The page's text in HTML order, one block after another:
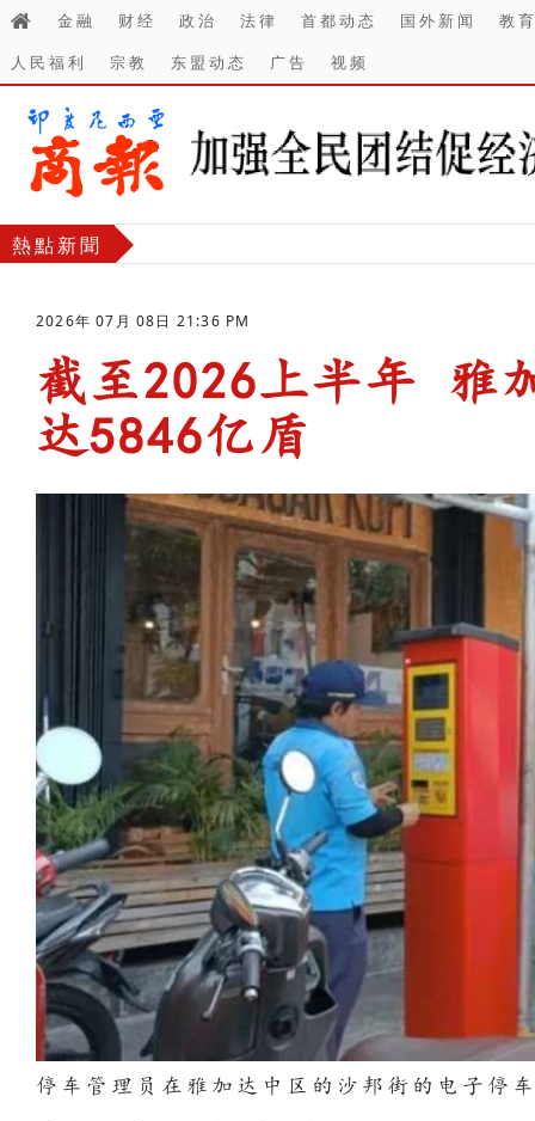
金融 财经 政治 法律 首都动态 国外新闻
教
人民福利
宗教 东盟动态 广告 视频
熱點新聞
2026年 07月 08日 21:36 PM
截至2026上半年 雅
达5846亿盾
停车管理员在雅加达中区的沙邦街的电子停